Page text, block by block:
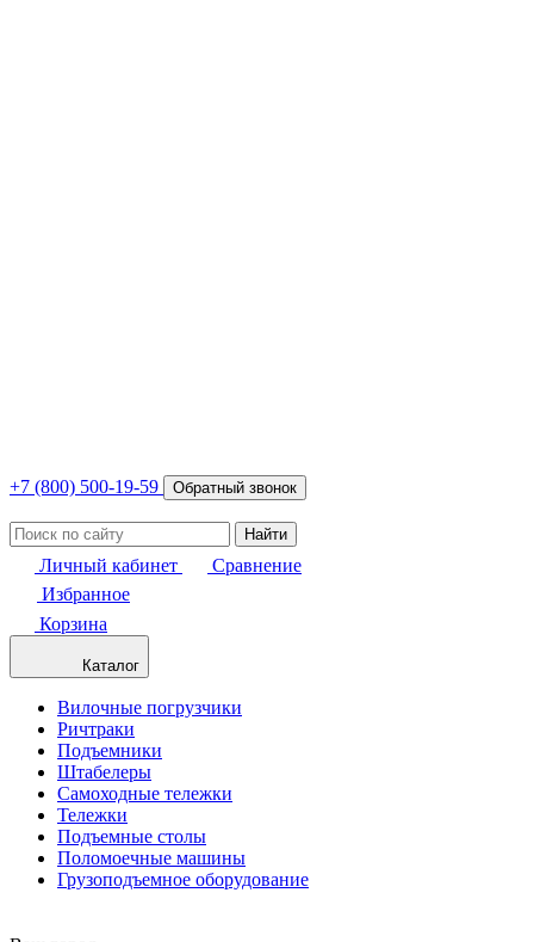
+7 (800) 500-19-59 Обратный звонок
Найти
Личный кабинет
Сравнение
Избранное
Корзина
Каталог
Вилочные погрузчики
Ричтраки
Подъемники
Штабелеры
Самоходные тележки
Тележки
Подъемные столы
Поломоечные машины
Грузоподъемное оборудование